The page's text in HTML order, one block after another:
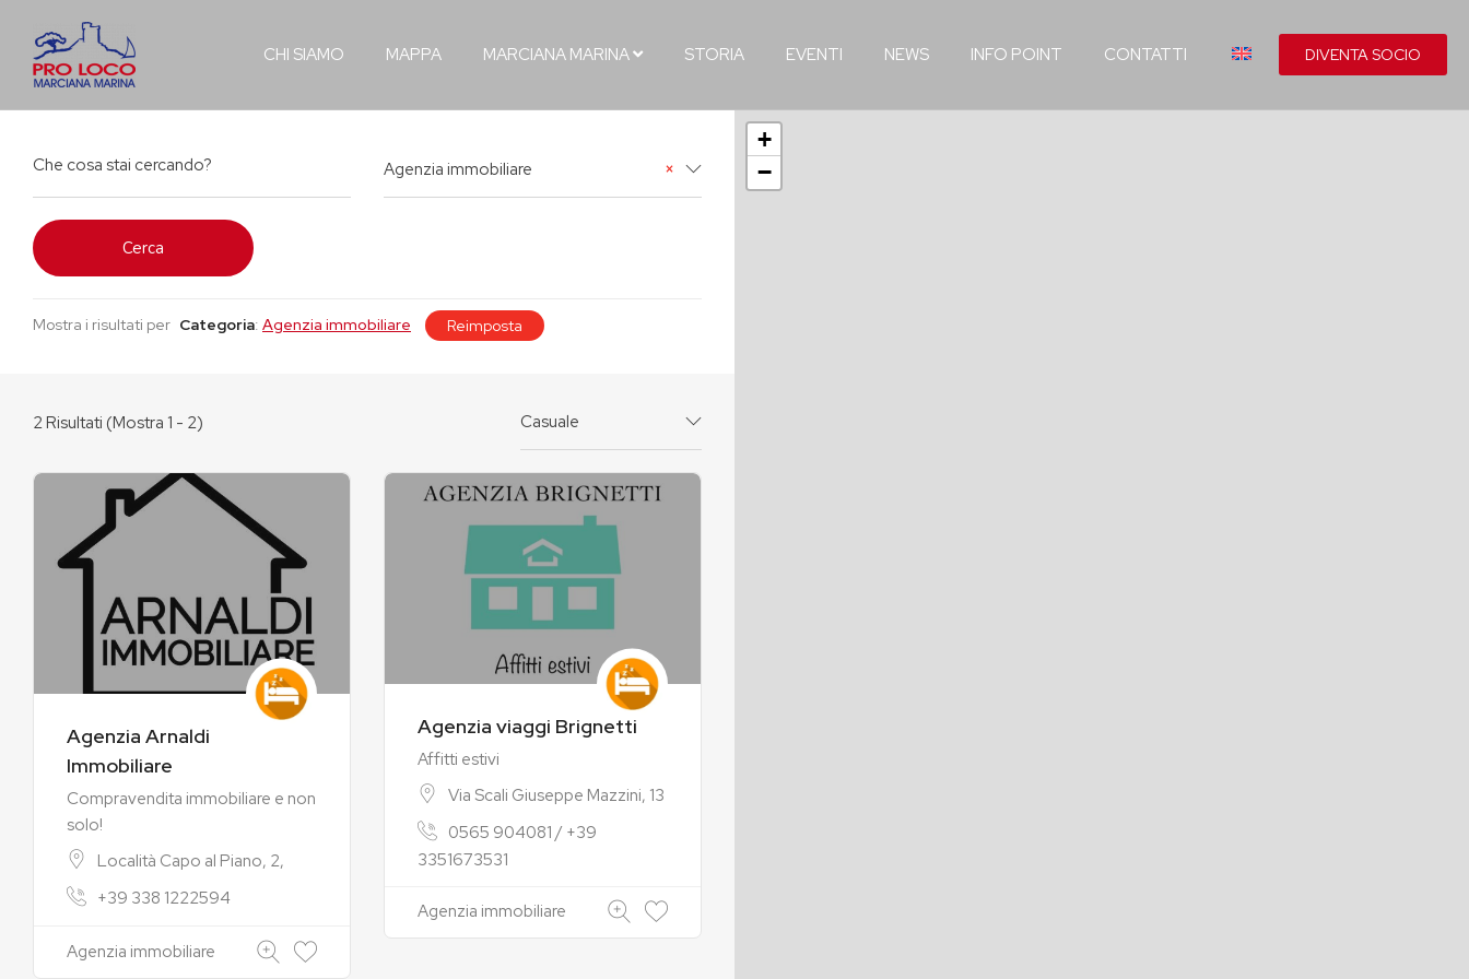
DIVENTA SOCIO
CHI SIAMO MAPPA MARCIANA MARINA STORIA EVENTI NEWS INFO POINT CONTATTI
×
Agenzia immobiliare
Cerca
Mostra i risultati per Categoria: Agenzia immobiliare Reimposta
2Risultati (Mostra 1 - 2) Casuale
Agenzia Arnaldi
Immobiliare
Compravendita immobiliare e non
solo!
Località Capo al Piano, 2,
+39 338 1222594
Agenzia immobiliare
Agenzia viaggi Brignetti
Affitti estivi
Via Scali Giuseppe Mazzini, 13
0565 904081 / +39
3351673531
Agenzia immobiliare
+
−